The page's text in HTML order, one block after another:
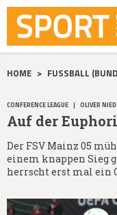
HOME > FUSSBALL
CONFERENCE LEAGUE | OLIVER
Auf der
Der FSV Mainz 05
einem knappen Sieg
herrscht erst mal ein